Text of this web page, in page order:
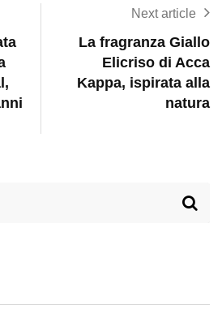
Next article
La fragranza Giallo
Elicriso di Acca
Kappa, ispirata alla
natura